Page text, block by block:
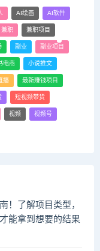
AI绘画 AI软件
兼职 兼职项目
副业 副业项目
电商 小说推文
播 最新赚钱项目
短视频带货
视频 视频号
！了解项目类型，
能拿到想要的结果